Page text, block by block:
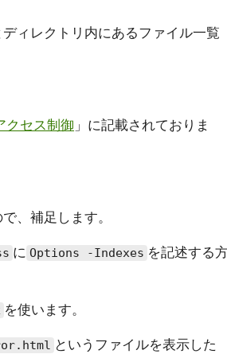
ィレクトリ内にあるファイル一覧
クセス制御 」に記載されておりま
、補足します。
に Options -Indexes を記述する
を使います。
というファイルを表示した